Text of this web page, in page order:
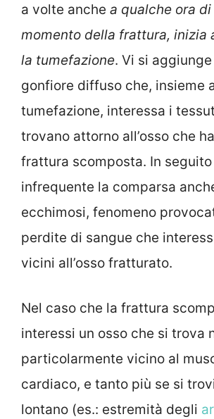
a volte anche a qualche ora
momento della frattura, inizia
la tumefazione. Vi si
gonfiore diffuso che, insieme
tumefazione, interessa i
trovano attorno all’osso che
frattura scomposta. In seguito
infrequente la comparsa
ecchimosi, fenomeno
perdite di sangue che
vicini all’osso fratturato.
Nel caso che la frattura
interessi un osso che si trova
particolarmente vicino al
cardiaco, e tanto più se si
lontano (es.: estremità degli